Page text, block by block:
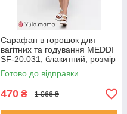
Сарафан в горошок для
вагітних та годування MEDDI
SF-20.031, блакитний, розмір
XS
Готово до відправки
470 ₴ 1 066 ₴